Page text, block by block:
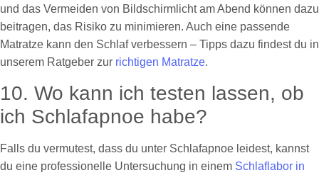
und das Vermeiden von Bildschirmlicht am Abend können dazu
beitragen, das Risiko zu minimieren. Auch eine passende
Matratze kann den Schlaf verbessern – Tipps dazu findest du in
unserem Ratgeber zur richtigen Matratze.
10. Wo kann ich testen lassen, ob
ich Schlafapnoe habe?
Falls du vermutest, dass du unter Schlafapnoe leidest, kannst
du eine professionelle Untersuchung in einem Schlaflabor in